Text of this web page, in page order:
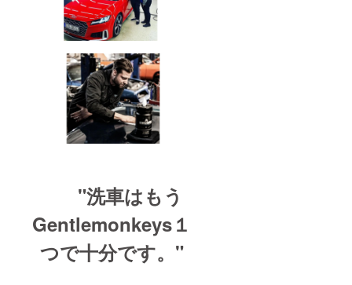
"洗車はもう
Gentlemonkeys１
つで十分です。"